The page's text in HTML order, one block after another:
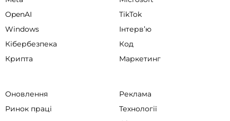
OpenAI
TikTok
Windows
Інтервʼю
Кібербезпека
Код
Крипта
Маркетинг
Оновлення
Реклама
Ринок праці
Технології